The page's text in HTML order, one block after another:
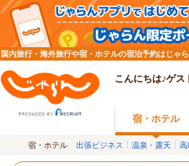
国内旅行・海外旅行や宿・ホテルの宿泊予約はじ
こんにちは♪ゲス
宿・ホテル
宿・ホテル 出張ビジネス 温泉・露天 高